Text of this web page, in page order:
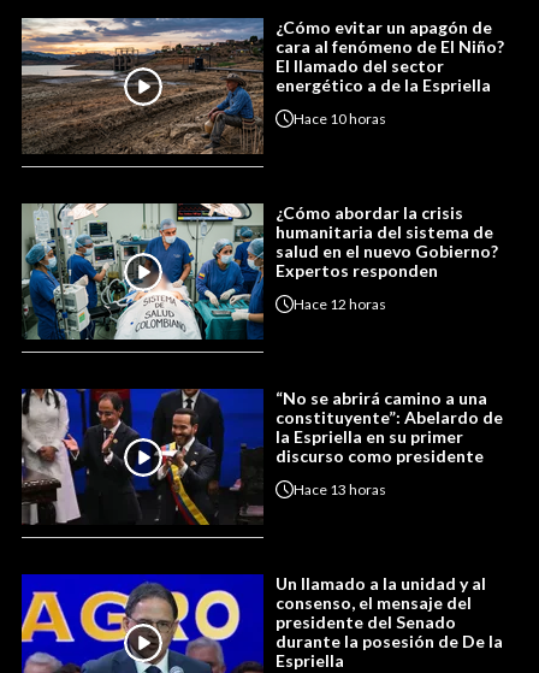
¿Cómo evitar un apagón de
cara al fenómeno de El Niño?
El llamado del sector
energético a de la Espriella
Hace 10 horas
¿Cómo abordar la crisis
humanitaria del sistema de
salud en el nuevo Gobierno?
Expertos responden
Hace 12 horas
“No se abrirá camino a una
constituyente”: Abelardo de
la Espriella en su primer
discurso como presidente
Hace 13 horas
Un llamado a la unidad y al
consenso, el mensaje del
presidente del Senado
durante la posesión de De la
Espriella